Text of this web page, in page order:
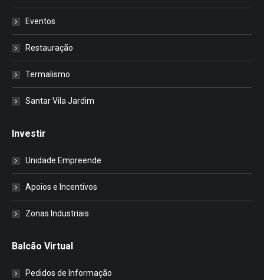
Eventos
Restauração
Termalismo
Santar Vila Jardim
Investir
Unidade Empreende
Apoios e Incentivos
Zonas Industriais
Balcão Virtual
Pedidos de Informação